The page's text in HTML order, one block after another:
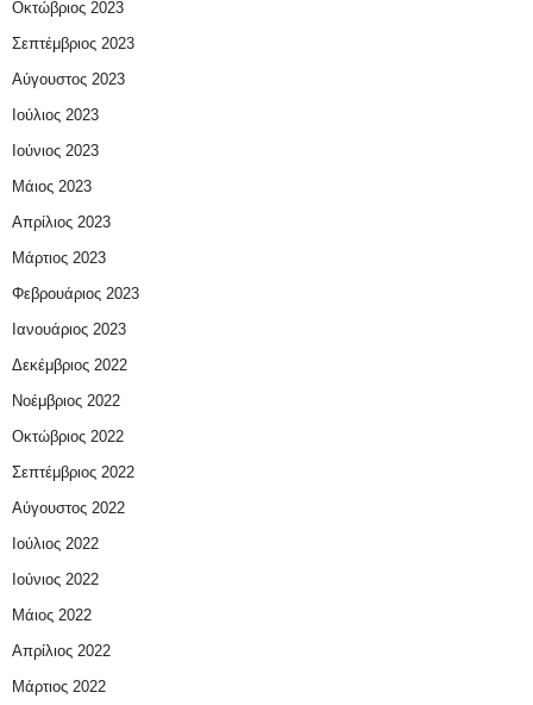
Οκτώβριος 2023
Σεπτέμβριος 2023
Αύγουστος 2023
Ιούλιος 2023
Ιούνιος 2023
Μάιος 2023
Απρίλιος 2023
Μάρτιος 2023
Φεβρουάριος 2023
Ιανουάριος 2023
Δεκέμβριος 2022
Νοέμβριος 2022
Οκτώβριος 2022
Σεπτέμβριος 2022
Αύγουστος 2022
Ιούλιος 2022
Ιούνιος 2022
Μάιος 2022
Απρίλιος 2022
Μάρτιος 2022